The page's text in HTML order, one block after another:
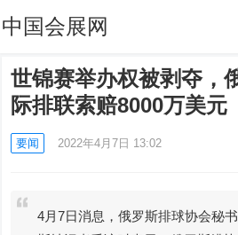
中国会展网
世锦赛举办权被剥夺，
际排联索赔8000万美元
要闻 2022年4月7日 13:02
4月7日消息，俄罗斯排球协会秘